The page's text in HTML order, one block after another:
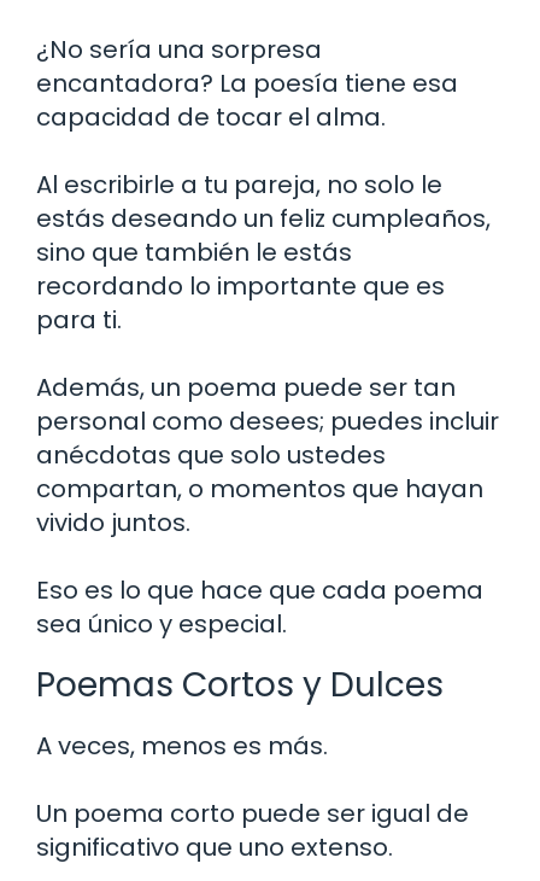
¿No sería una sorpresa
encantadora? La poesía tiene esa
capacidad de tocar el alma.
Al escribirle a tu pareja, no solo le
estás deseando un feliz cumpleaños,
sino que también le estás
recordando lo importante que es
para ti.
Además, un poema puede ser tan
personal como desees; puedes incluir
anécdotas que solo ustedes
compartan, o momentos que hayan
vivido juntos.
Eso es lo que hace que cada poema
sea único y especial.
Poemas Cortos y Dulces
A veces, menos es más.
Un poema corto puede ser igual de
significativo que uno extenso.